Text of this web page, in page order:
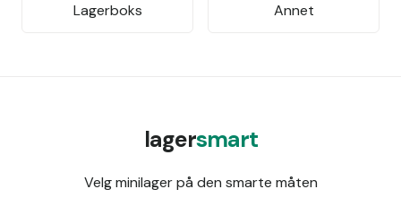
Lagerboks Annet
lagersmart
Velg minilager på den smarte måten